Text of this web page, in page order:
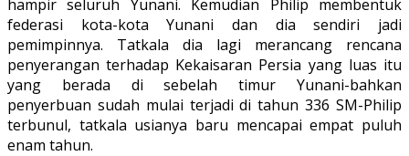
hampir seluruh Yunani. Kemudian Philip membentuk
federasi kota-kota Yunani dan dia sendiri jadi
pemimpinnya. Tatkala dia lagi merancang rencana
penyerangan terhadap Kekaisaran Persia yang luas itu
yang berada di sebelah timur Yunani-bahkan
penyerbuan sudah mulai terjadi di tahun 336 SM-Philip
terbunul, tatkala usianya baru mencapai empat puluh
enam tahun.